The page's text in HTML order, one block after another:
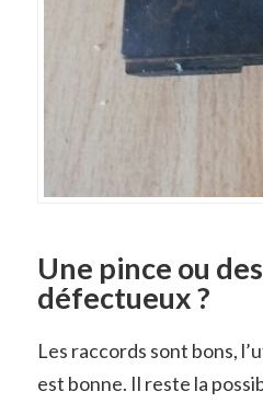
Une pince ou
défectueux ?
Les raccords sont bons,
est bonne. Il reste la